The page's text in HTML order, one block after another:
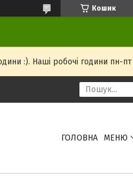
Кошик
:). Наші робочі години пн-
ГОЛОВНА МЕНЮ